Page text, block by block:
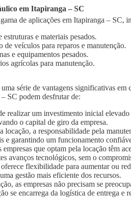
em Itapiranga – SC
de aplicações em Itapiranga – SC,
e materiais pesados.
de veículos para reparos e manutenção.
e equipamentos pesados.
agrícolas para manutenção.
série de vantagens significativas
SC podem desfrutar de:
realizar um investimento inicial
o capital de giro da empresa.
locação, a responsabilidade pela
e garantindo um funcionamento
empresas que optam pela locação têm
avanços tecnológicos, sem o
flexibilidade para aumentar ou
gestão mais eficiente dos recursos.
as empresas não precisam se
se encarrega da logística de entrega e